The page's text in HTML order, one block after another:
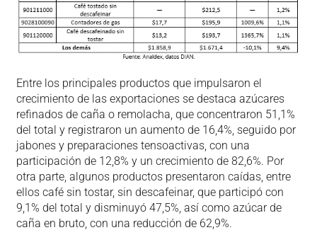
Entre los principales productos que impulsaron el
crecimiento de las exportaciones se destaca azúcares
refinados de caña o remolacha, que concentraron 51,1%
del total y registraron un aumento de 16,4%, seguido por
jabones y preparaciones tensoactivas, con una
participación de 12,8% y un crecimiento de 82,6%. Por
otra parte, algunos productos presentaron caídas, entre
ellos café sin tostar, sin descafeinar, que participó con
9,1% del total y disminuyó 47,5%, así como azúcar de
caña en bruto, con una reducción de 62,9%.